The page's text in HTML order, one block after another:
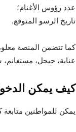
عدد رؤوس الأغنام؛
تاريخ الرسو المتوقع.
كما تتضمن المنصة
عنابة، جيجل،
كيف يمكن
يمكن للمواطنين متابعة